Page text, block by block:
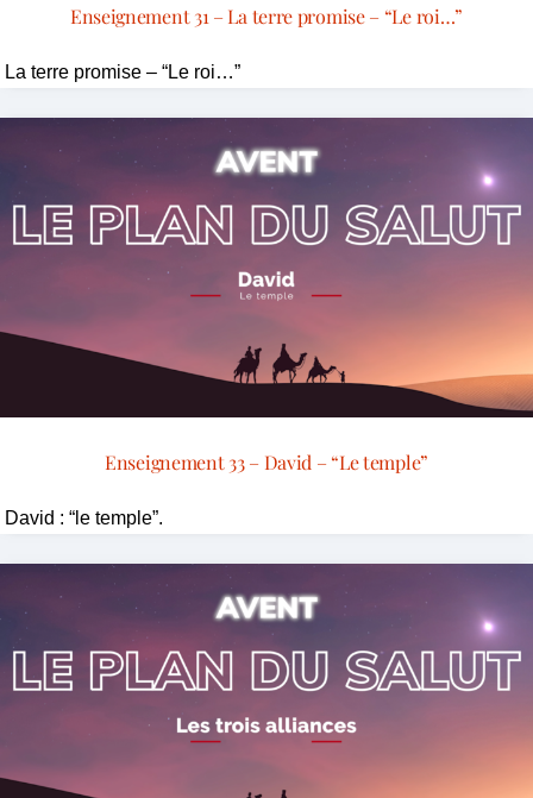
Enseignement 31 – La terre promise – “Le roi…”
La terre promise – “Le roi…”
Enseignement 33 – David – “Le temple”
David : “le temple”.